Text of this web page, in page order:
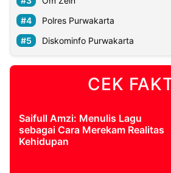
Polres Purwakarta
Diskominfo Purwakarta
CEK
Saifull Amzi: Menulis Lagu
sebagai Cara Merekam Realitas
Kehidupan